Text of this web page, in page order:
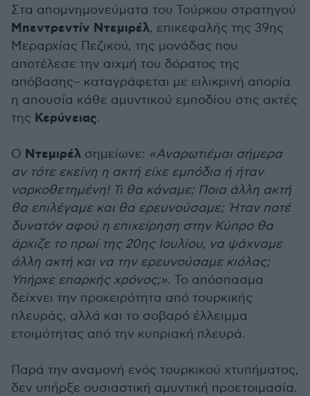
Στα απομνημονεύματα του Τούρκου στρατηγού
Μπεντρεντίν Ντεμιρέλ, επικεφαλής της 39ης
Μεραρχίας Πεζικού, της μονάδας που
αποτέλεσε την αιχμή του δόρατος της
απόβασης– καταγράφεται με ειλικρινή απορία
η απουσία κάθε αμυντικού εμποδίου στις ακτές
της Κερύνειας.
Ο Ντεμιρέλ σημείωνε: «Αναρωτιέμαι σήμερα
αν τότε εκείνη η ακτή είχε εμπόδια ή ήταν
ναρκοθετημένη! Τι θα κάναμε; Ποια άλλη ακτή
θα επιλέγαμε και θα ερευνούσαμε; Ήταν ποτέ
δυνατόν αφού η επιχείρηση στην Κύπρο θα
άρχιζε το πρωί της 20ης Ιουλίου, να ψάχναμε
άλλη ακτή και να την ερευνούσαμε κιόλας;
Υπήρχε επαρκής χρόνος;». Το απόσπασμα
δείχνει την προχειρότητα από τουρκικής
πλευράς, αλλά και το σοβαρό έλλειμμα
ετοιμότητας από την κυπριακή πλευρά.
Παρά την αναμονή ενός τουρκικού χτυπήματος,
δεν υπήρξε ουσιαστική αμυντική προετοιμασία.